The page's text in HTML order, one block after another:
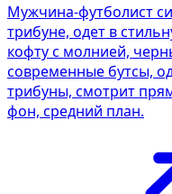
Мужчина-футболист
трибуне, одет в
кофту с молнией,
современные бутсы,
трибуны, смотрит
фон, средний план.